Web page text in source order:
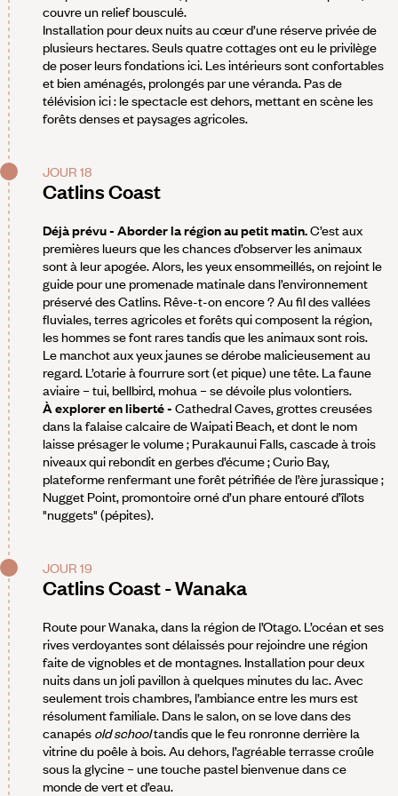
couvre un relief bousculé.
Installation pour deux nuits au cœur d’une réserve privée de
plusieurs hectares. Seuls quatre cottages ont eu le privilège
de poser leurs fondations ici. Les intérieurs sont confortables
et bien aménagés, prolongés par une véranda. Pas de
télévision ici : le spectacle est dehors, mettant en scène les
forêts denses et paysages agricoles.
JOUR 18
Catlins Coast
Déjà prévu - Aborder la région au petit matin.C’est aux
premières lueurs que les chances d’observer les animaux
sont à leur apogée. Alors, les yeux ensommeillés, on rejoint le
guide pour une promenade matinale dans l’environnement
préservé des Catlins. Rêve-t-on encore ? Au fil des vallées
fluviales, terres agricoles et forêts qui composent la région,
les hommes se font rares tandis que les animaux sont rois.
Le manchot aux yeux jaunes se dérobe malicieusement au
regard. L’otarie à fourrure sort (et pique) une tête. La faune
aviaire – tui, bellbird, mohua – se dévoile plus volontiers.
À explorer en liberté - Cathedral Caves, grottes creusées
dans la falaise calcaire de Waipati Beach, et dont le nom
laisse présager le volume ; Purakaunui Falls, cascade à trois
niveaux qui rebondit en gerbes d’écume ; Curio Bay,
plateforme renfermant une forêt pétrifiée de l’ère jurassique ;
Nugget Point, promontoire orné d’un phare entouré d’îlots
"nuggets" (pépites).
JOUR 19
Catlins Coast - Wanaka
Route pour Wanaka, dans la région de l’Otago. L’océan et ses
rives verdoyantes sont délaissés pour rejoindre une région
faite de vignobles et de montagnes. Installation pour deux
nuits dans un joli pavillon à quelques minutes du lac. Avec
seulement trois chambres, l’ambiance entre les murs est
résolument familiale. Dans le salon, on se love dans des
canapés old schooltandis que le feu ronronne derrière la
vitrine du poêle à bois. Au dehors, l’agréable terrasse croûle
sous la glycine – une touche pastel bienvenue dans ce
monde de vert et d’eau.